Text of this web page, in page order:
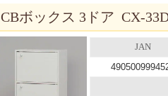
CBボックス 3ドア CX-
JAN